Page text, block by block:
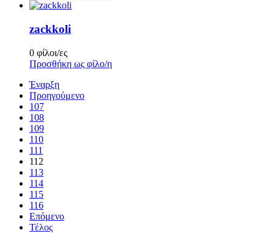
zackkoli
0 φίλοι/ες
Προσθήκη ως φίλο/η
Έναρξη
Προηγούμενο
107
108
109
110
111
112
113
114
115
116
Επόμενο
Τέλος